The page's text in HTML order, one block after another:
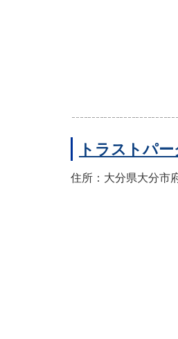
トラストパ
住所：大分県大分市